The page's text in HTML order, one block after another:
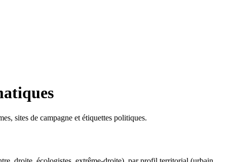
sites de campagne et étiquettes politiques.